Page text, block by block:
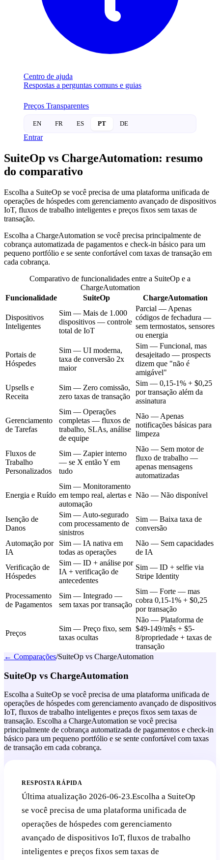
Centro de ajuda
Respostas a perguntas comuns e guias
Preços Transparentes
EN FR ES PT DE
Entrar
SuiteOp vs ChargeAutomation: resumo
do comparativo
Escolha a SuiteOp se você precisa de uma plataforma unificada de
operações de hóspedes com gerenciamento avançado de dispositivos
IoT, fluxos de trabalho inteligentes e preços fixos sem taxas de
transação.
Escolha a ChargeAutomation se você precisa principalmente de
cobrança automatizada de pagamentos e check-in básico para um
pequeno portfólio e se sente confortável com taxas de transação em
cada cobrança.
Comparativo de funcionalidades entre a SuiteOp e a
ChargeAutomation
Funcionalidade
SuiteOp ChargeAutomation
Dispositivos
Inteligentes
Sim — Mais de 1.000
dispositivos — controle
total de IoT
Parcial — Apenas
códigos de fechadura —
sem termostatos, sensores
ou energia
Portais de
Hóspedes
Sim — UI moderna,
taxa de conversão 2x
maior
Sim — Funcional, mas
desajeitado — prospects
dizem que "não é
amigável"
Upsells e
Receita
Sim — Zero comissão,
zero taxas de transação
Sim — 0,15-1% + $0,25
por transação além da
assinatura
Gerenciamento
de Tarefas
Sim — Operações
completas — fluxos de
trabalho, SLAs, análise
de equipe
Não — Apenas
notificações básicas para
limpeza
Fluxos de
Trabalho
Personalizados
Sim — Zapier interno
— se X então Y em
tudo
Não — Sem motor de
fluxo de trabalho —
apenas mensagens
automatizadas
Energia e Ruído
Sim — Monitoramento
em tempo real, alertas e
automação
Não — Não disponível
Isenção de
Danos
Sim — Auto-segurado
com processamento de
sinistros
Sim — Baixa taxa de
conversão
Automação por
IA
Sim — IA nativa em
todas as operações
Não — Sem capacidades
de IA
Verificação de
Hóspedes
Sim — ID + análise por
IA + verificação de
antecedentes
Sim — ID + selfie via
Stripe Identity
Processamento
de Pagamentos
Sim — Integrado —
sem taxas por transação
Sim — Forte — mas
cobra 0,15-1% + $0,25
por transação
Preços
Sim — Preço fixo, sem
taxas ocultas
Não — Plataforma de
$49-149/mês + $5-
8/propriedade + taxas de
transação
← Comparações/SuiteOp vs ChargeAutomation
SuiteOp vs ChargeAutomation
Escolha a SuiteOp se você precisa de uma plataforma unificada de
operações de hóspedes com gerenciamento avançado de dispositivos
IoT, fluxos de trabalho inteligentes e preços fixos sem taxas de
transação. Escolha a ChargeAutomation se você precisa
principalmente de cobrança automatizada de pagamentos e check-in
básico para um pequeno portfólio e se sente confortável com taxas
de transação em cada cobrança.
RESPOSTA RÁPIDA
Última atualização 2026-06-23.Escolha a SuiteOp
se você precisa de uma plataforma unificada de
operações de hóspedes com gerenciamento
avançado de dispositivos IoT, fluxos de trabalho
inteligentes e preços fixos sem taxas de